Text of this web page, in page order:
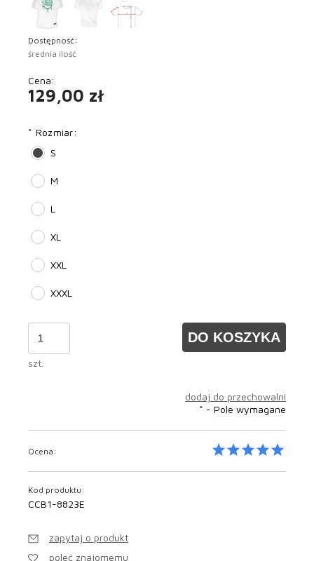
Dostępność:
średnia ilość
Cena:
129,00 zł
* Rozmiar:
S
M
L
XL
XXL
XXXL
szt.
DO KOSZYKA
dodaj do przechowalni
* - Pole wymagane
Ocena:
Kod produktu:
CCB1-8823E
zapytaj o produkt
poleć znajomemu